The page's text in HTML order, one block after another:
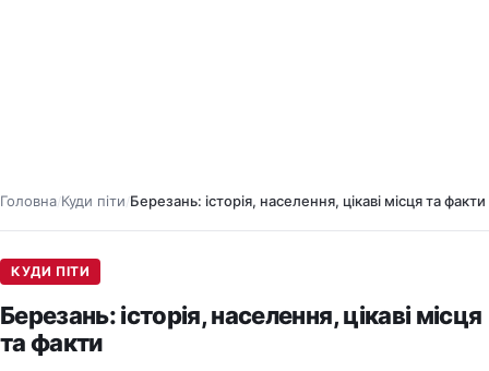
Головна/ Куди піти/ Березань: історія, населення, цікаві місця та факти
КУДИ ПІТИ
Березань: історія, населення, цікаві місця
та факти